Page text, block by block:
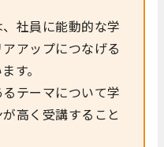
社員に能動的な学
アップにつなげる
す。
テーマについて学
高く受講すること